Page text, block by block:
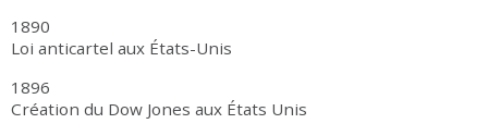
1890
Loi anticartel aux États-Unis
1896
Création du Dow Jones aux États Unis